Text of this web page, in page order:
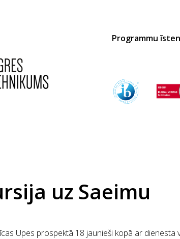
Programmu
uz Saeimu
Upes prospektā 18 jaunieši kopā ar dienesta